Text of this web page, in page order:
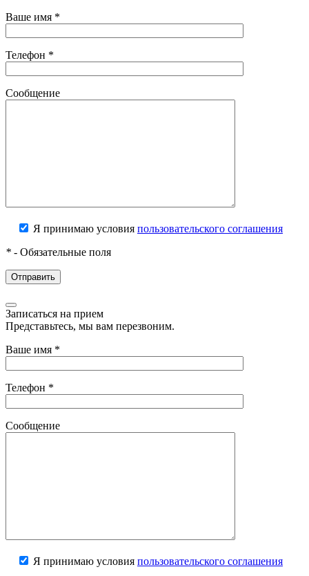
Ваше имя *
Телефон *
Сообщение
Я принимаю условия пользовательского соглашения
* - Обязательные поля
Записаться на прием
Представьтесь, мы вам перезвоним.
Ваше имя *
Телефон *
Сообщение
Я принимаю условия пользовательского соглашения